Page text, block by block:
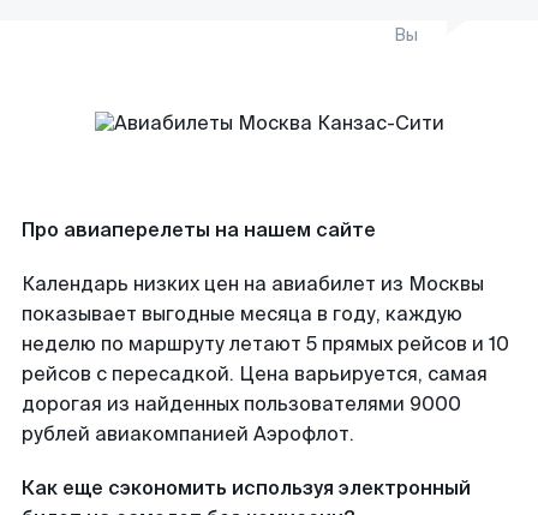
Вы
Про авиаперелеты на нашем сайте
Календарь низких цен на авиабилет из Москвы
показывает выгодные месяца в году, каждую
неделю по маршруту летают 5 прямых рейсов и 10
рейсов с пересадкой. Цена варьируется, самая
дорогая из найденных пользователями 9000
рублей авиакомпанией Аэрофлот.
Как еще сэкономить используя электронный